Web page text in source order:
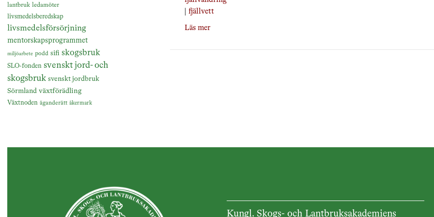
lantbruk ledamöter
livsmedelsberedskap
livsmedelsförsörjning
mentorskapsprogrammet
miljöarbete podd sifi skogsbruk
SLO-fonden svenskt jord- och
skogsbruk svenskt jordbruk
Sörmland växtförädling
Växtnoden äganderätt åkermark
fjällvett
Läs mer
Kungl. Skogs- och Lantbruksakademiens